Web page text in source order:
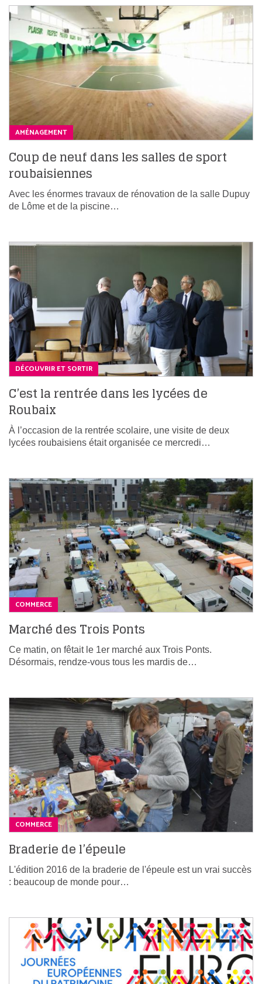
AMÉNAGEMENT
Coup de neuf dans les salles de sport
roubaisiennes
Avec les énormes travaux de rénovation de la salle Dupuy
de Lôme et de la piscine…
DÉCOUVRIR ET SORTIR
C’est la rentrée dans les lycées de
Roubaix
À l’occasion de la rentrée scolaire, une visite de deux
lycées roubaisiens était organisée ce mercredi…
COMMERCE
Marché des Trois Ponts
Ce matin, on fêtait le 1er marché aux Trois Ponts.
Désormais, rendze-vous tous les mardis de…
COMMERCE
Braderie de l’épeule
L'édition 2016 de la braderie de l'épeule est un vrai succès
: beaucoup de monde pour…